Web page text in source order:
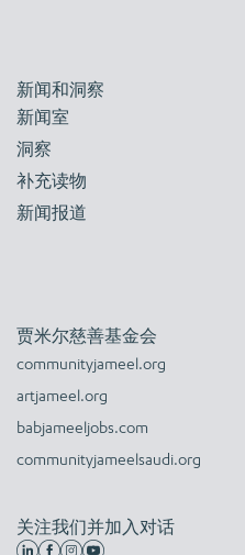
新闻和洞察
新闻室
洞察
补充读物
新闻报道
贾米尔慈善基金会
communityjameel.org
artjameel.org
babjameeljobs.com
communityjameelsaudi.org
关注我们并加入对话